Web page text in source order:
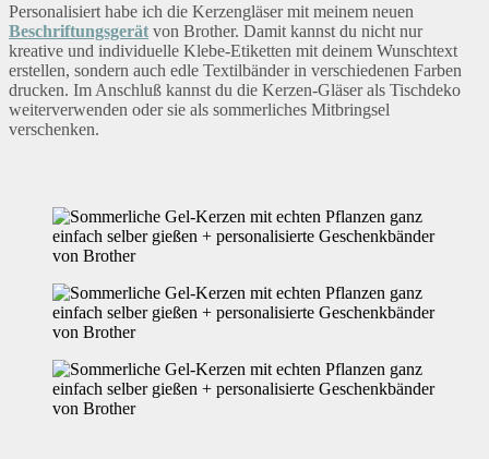
Personalisiert habe ich die Kerzengläser mit meinem neuen
Beschriftungsgerät von Brother. Damit kannst du nicht nur
kreative und individuelle Klebe-Etiketten mit deinem Wunschtext
erstellen, sondern auch edle Textilbänder in verschiedenen Farben
drucken. Im Anschluß kannst du die Kerzen-Gläser als Tischdeko
weiterverwenden oder sie als sommerliches Mitbringsel
verschenken.